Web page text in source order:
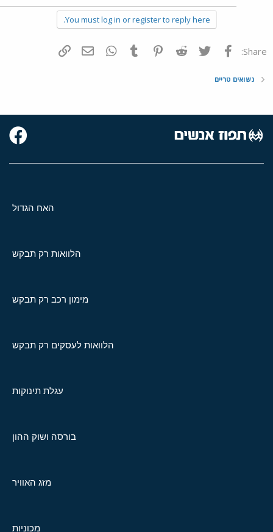
You must log in or register to reply here.
Share: פייסבוק Twitter
Reddit
Pinterest
Tumblr
WhatsAppדואר אלקטרוני
נשואים טריים
האח הגדול
הלוואות רק תבקש
מימון רכב רק תבקש
הלוואות לעסקים רק תבקש
עגלת תינוקות
בורסה ושוק ההון
מזג האוויר
מכוניות